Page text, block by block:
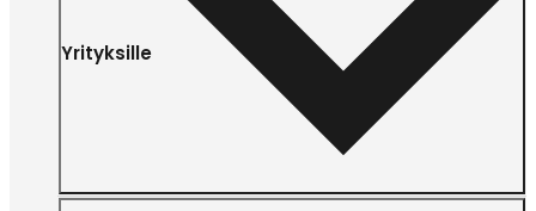
Yrityksille